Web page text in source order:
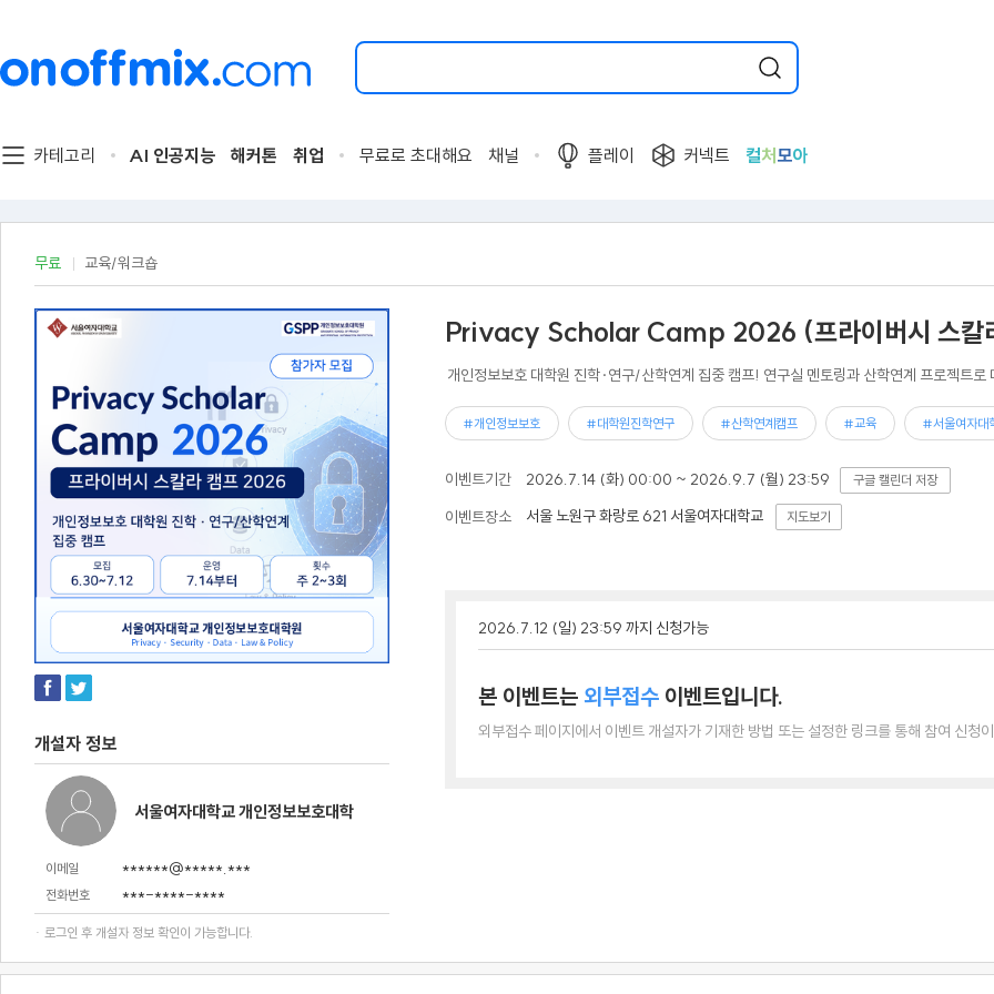
검
할
트
를
해
요.
카테고리 AI 인공지능 해커톤 취업 무료로 초대해요 채널 플레이 커넥트 컬처 모아
무료 교육/워크숍
개설자 정보
서울여자대학교 개인정보보호대학
이메일 ******@*****.***
전화번호 ***-****-****
· 로그인 후 개설자 정보 확인이 가능합니다.
Privacy Scholar Camp 2026 (프라이버시 스칼
개인정보보호 대학원 진학·연구/산학연계 집중 캠프! 연구실 멘토링과 산학연계 프로젝트로
#개인정보보호 #대학원진학연구 #산학연계캠프 #교육 #서울여자대
이벤트기간 2026.7.14 (화) 00:00 ~ 2026.9.7 (월) 23:59 구글 캘린더 저장
이벤트장소 서울 노원구 화랑로 621 서울여자대학교 지도보기
2026.7.12 (일) 23:59 까지 신청가능
본 이벤트는 외부접수 이벤트입니다.
외부접수 페이지에서 이벤트 개설자가 기재한 방법 또는 설정한 링크를 통해 참여 신청